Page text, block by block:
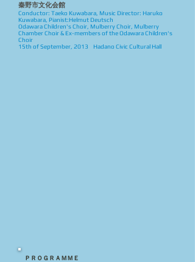
秦野市文化会館
Conductor: Taeko Kuwabara, Music Director: Haruko
Kuwabara, Pianist:Helmut Deutsch
Odawara Children's Choir, Mulberry Choir, Mulberry
Chamber Choir &Ex-members of the Odawara Children's
Choir
15th of September, 2013 Hadano Civic Cultural Hall
ＰＲＯＧＲＡＭＭＥ